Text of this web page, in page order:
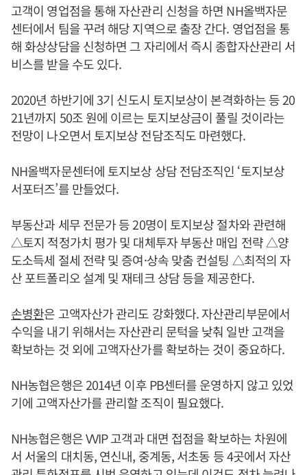
고객이 영업점을 통해 자산관리 신청을 하면 NH올백자문
센터에서 팀을 꾸려 해당 지역으로 출장 간다. 영업점을 통
해 화상상담을 신청하면 그 자리에서 즉시 종합자산관리 서
비스를 받을 수도 있다.
2020년 하반기에 3기 신도시 토지보상이 본격화하는 등 20
21년까지 50조 원에 이르는 토지보상금이 풀릴 것이라는
전망이 나오면서 토지보상 전담조직도 마련했다.
NH올백자문센터에 토지보상 상담 전담조직인 ‘토지보상
서포터즈’를 만들었다.
부동산과 세무 전문가 등 20명이 토지보상 절차와 관련해
△토지 적정가치 평가 및 대체투자 부동산 매입 전략 △양
도소득세 절세 전략 및 증여·상속 맞춤 컨설팅 △최적의 자
산 포트폴리오 설계 및 재테크 상담 등을 제공한다.
손병환은 고액자산가 관리도 강화했다. 자산관리부문에서
수익을 내기 위해서는 자산관리 문턱을 낮춰 일반 고객을
확보하는 것 외에 고액자산가를 확보하는 것이 중요하다.
NH농협은행은 2014년 이후 PB센터를 운영하지 않고 있었
기에 고액자산가를 관리할 조직이 필요했다.
NH농협은행은 VVIP 고객과 대면 접점을 확보하는 차원에
서 서울의 대치동, 연신내, 중계동, 서초동 등 4곳에서 자산